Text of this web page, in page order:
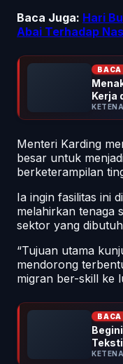
Baca Juga: Hari
Abai Terhadap
Kerja
Menteri Karding
besar untuk
berketerampilan
Ia ingin fasilitas ini
melahirkan tenaga
sektor yang
“Tujuan utama
mendorong
migran ber-skill ke